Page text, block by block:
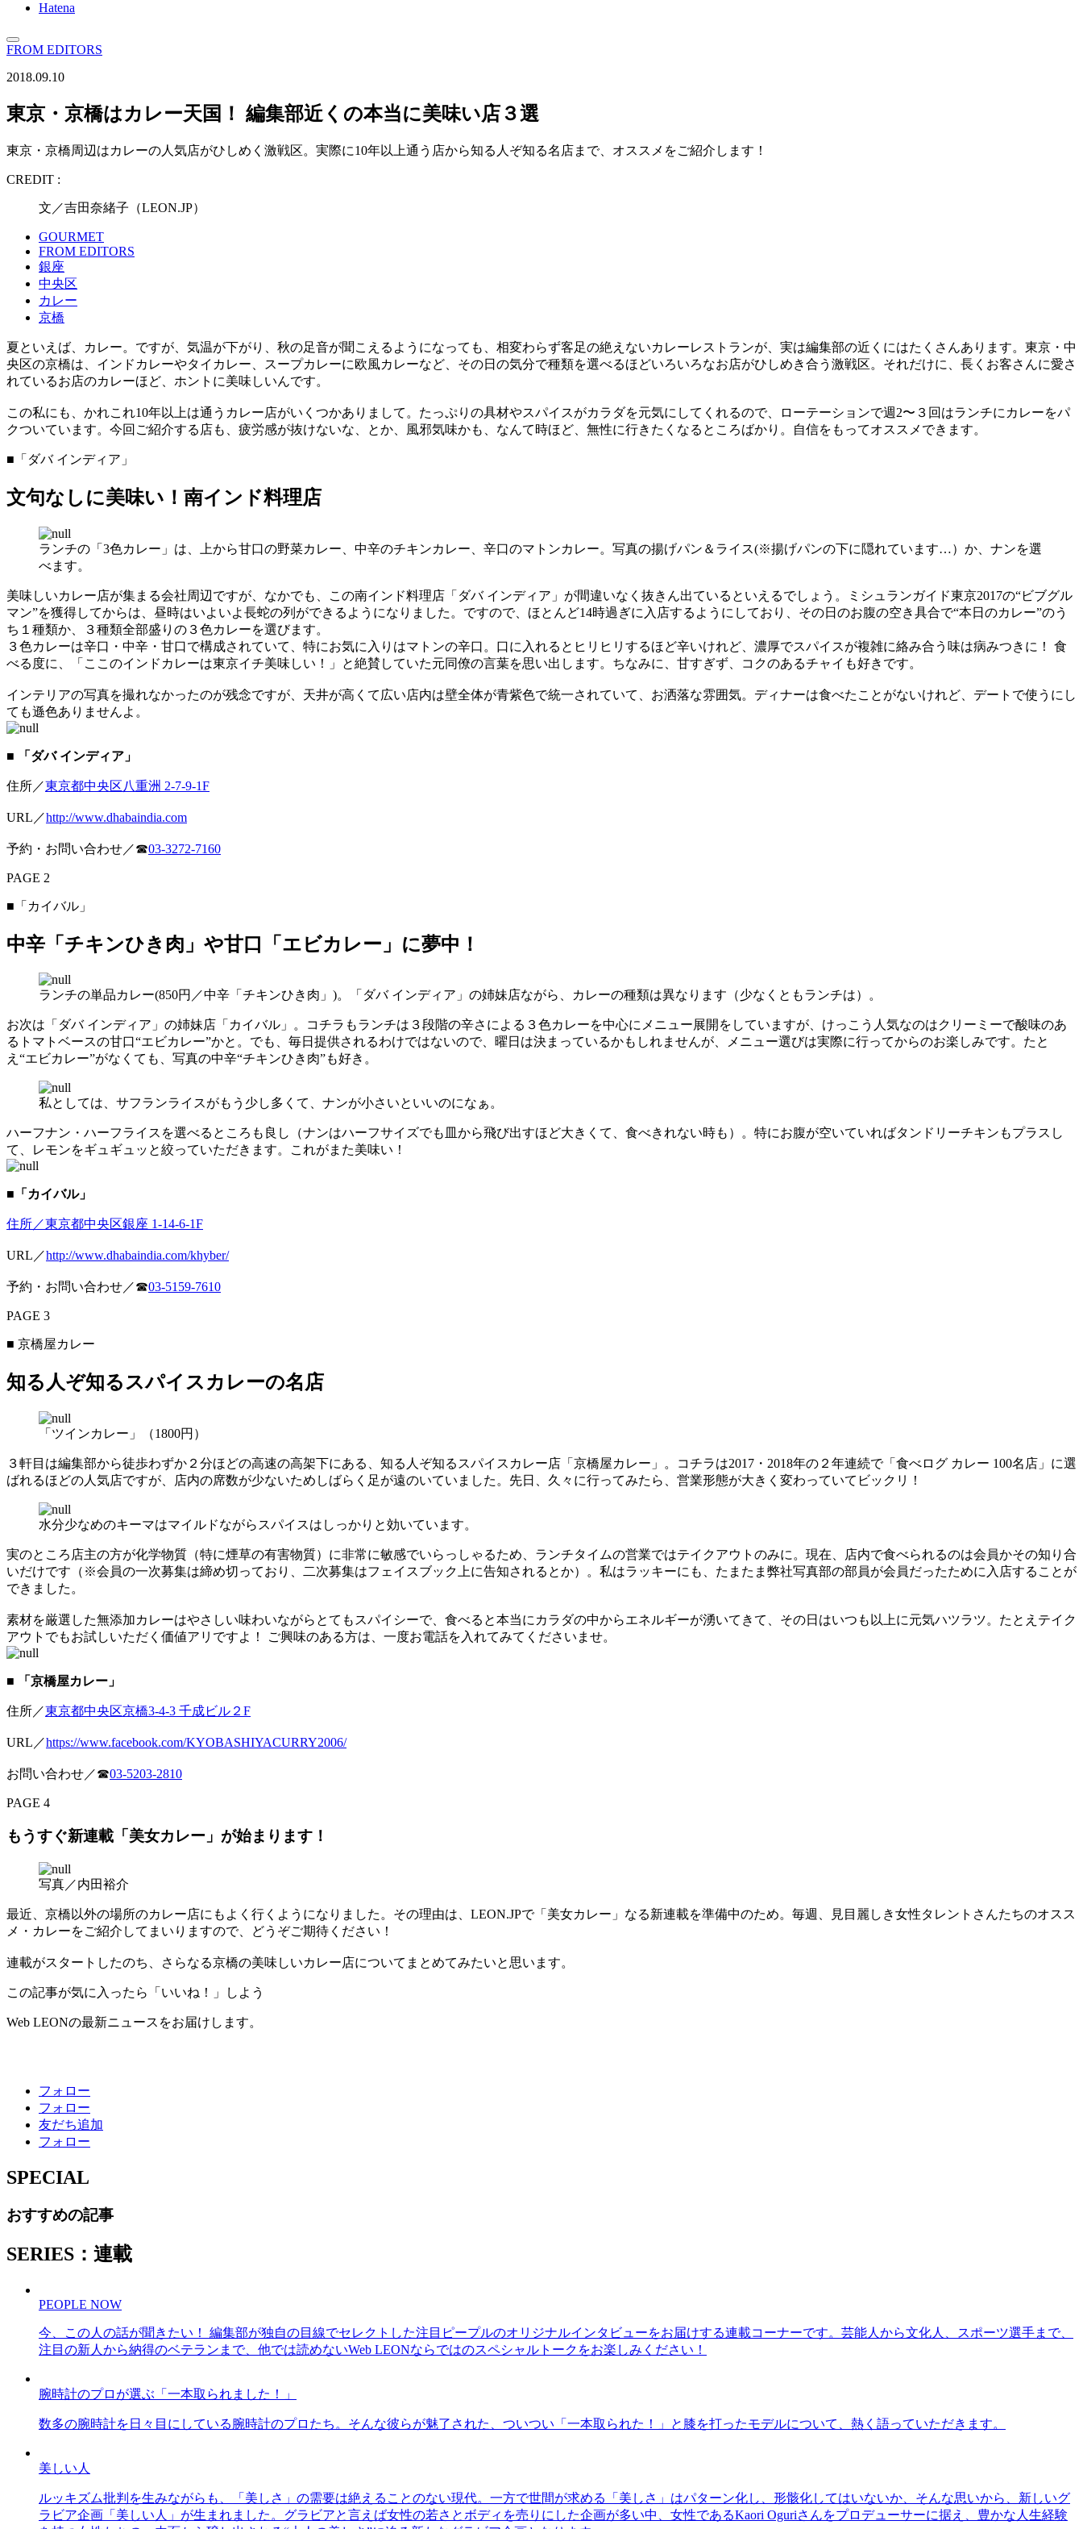
Hatena
FROM EDITORS
2018.09.10
東京・京橋はカレー天国！ 編集部近くの本当に美味い店３選
東京・京橋周辺はカレーの人気店がひしめく激戦区。実際に10年以上通う店から知る人ぞ知る名店まで、オススメをご紹介します！
CREDIT :
文／吉田奈緒子（LEON.JP）
GOURMET
FROM EDITORS
銀座
中央区
カレー
京橋
夏といえば、カレー。ですが、気温が下がり、秋の足音が聞こえるようになっても、相変わらず客足の絶えないカレーレストランが、実は編集部の近くにはたくさんあります。東京・中
央区の京橋は、インドカレーやタイカレー、スープカレーに欧風カレーなど、その日の気分で種類を選べるほどいろいろなお店がひしめき合う激戦区。それだけに、長くお客さんに愛さ
れているお店のカレーほど、ホントに美味しいんです。
この私にも、かれこれ10年以上は通うカレー店がいくつかありまして。たっぷりの具材やスパイスがカラダを元気にしてくれるので、ローテーションで週2〜３回はランチにカレーをパ
クついています。今回ご紹介する店も、疲労感が抜けないな、とか、風邪気味かも、なんて時ほど、無性に行きたくなるところばかり。自信をもってオススメできます。
■「ダバ インディア」
文句なしに美味い！南インド料理店
ランチの「3色カレー」は、上から甘口の野菜カレー、中辛のチキンカレー、辛口のマトンカレー。写真の揚げパン＆ライス(※揚げパンの下に隠れています…）か、ナンを選
べます。
美味しいカレー店が集まる会社周辺ですが、なかでも、この南インド料理店「ダバ インディア」が間違いなく抜きん出ているといえるでしょう。ミシュランガイド東京2017の“ビブグル
マン”を獲得してからは、昼時はいよいよ長蛇の列ができるようになりました。ですので、ほとんど14時過ぎに入店するようにしており、その日のお腹の空き具合で“本日のカレー”のう
ち１種類か、３種類全部盛りの３色カレーを選びます。
３色カレーは辛口・中辛・甘口で構成されていて、特にお気に入りはマトンの辛口。口に入れるとヒリヒリするほど辛いけれど、濃厚でスパイスが複雑に絡み合う味は病みつきに！ 食
べる度に、「ここのインドカレーは東京イチ美味しい！」と絶賛していた元同僚の言葉を思い出します。ちなみに、甘すぎず、コクのあるチャイも好きです。
インテリアの写真を撮れなかったのが残念ですが、天井が高くて広い店内は壁全体が青紫色で統一されていて、お洒落な雰囲気。ディナーは食べたことがないけれど、デートで使うにし
ても遜色ありませんよ。
■ 「ダバ インディア」
住所／東京都中央区八重洲 2-7-9-1F
URL／http://www.dhabaindia.com
予約・お問い合わせ／☎03-3272-7160
PAGE 2
■「カイバル」
中辛「チキンひき肉」や甘口「エビカレー」に夢中！
ランチの単品カレー(850円／中辛「チキンひき肉」)。「ダバ インディア」の姉妹店ながら、カレーの種類は異なります（少なくともランチは）。
お次は「ダバ インディア」の姉妹店「カイバル」。コチラもランチは３段階の辛さによる３色カレーを中心にメニュー展開をしていますが、けっこう人気なのはクリーミーで酸味のあ
るトマトベースの甘口“エビカレー”かと。でも、毎日提供されるわけではないので、曜日は決まっているかもしれませんが、メニュー選びは実際に行ってからのお楽しみです。たと
え“エビカレー”がなくても、写真の中辛“チキンひき肉”も好き。
私としては、サフランライスがもう少し多くて、ナンが小さいといいのになぁ。
ハーフナン・ハーフライスを選べるところも良し（ナンはハーフサイズでも皿から飛び出すほど大きくて、食べきれない時も）。特にお腹が空いていればタンドリーチキンもプラスし
て、レモンをギュギュッと絞っていただきます。これがまた美味い！
■「カイバル」
住所／東京都中央区銀座 1-14-6-1F
URL／http://www.dhabaindia.com/khyber/
予約・お問い合わせ／☎03-5159-7610
PAGE 3
■ 京橋屋カレー
知る人ぞ知るスパイスカレーの名店
「ツインカレー」（1800円）
３軒目は編集部から徒歩わずか２分ほどの高速の高架下にある、知る人ぞ知るスパイスカレー店「京橋屋カレー」。コチラは2017・2018年の２年連続で「食べログ カレー 100名店」に選
ばれるほどの人気店ですが、店内の席数が少ないためしばらく足が遠のいていました。先日、久々に行ってみたら、営業形態が大きく変わっていてビックリ！
水分少なめのキーマはマイルドながらスパイスはしっかりと効いています。
実のところ店主の方が化学物質（特に煙草の有害物質）に非常に敏感でいらっしゃるため、ランチタイムの営業ではテイクアウトのみに。現在、店内で食べられるのは会員かその知り合
いだけです（※会員の一次募集は締め切っており、二次募集はフェイスブック上に告知されるとか）。私はラッキーにも、たまたま弊社写真部の部員が会員だったために入店することが
できました。
素材を厳選した無添加カレーはやさしい味わいながらとてもスパイシーで、食べると本当にカラダの中からエネルギーが湧いてきて、その日はいつも以上に元気ハツラツ。たとえテイク
アウトでもお試しいただく価値アリですよ！ ご興味のある方は、一度お電話を入れてみてくださいませ。
■ 「京橋屋カレー」
住所／東京都中央区京橋3-4-3 千成ビル２F
URL／https://www.facebook.com/KYOBASHIYACURRY2006/
お問い合わせ／☎03-5203-2810
PAGE 4
もうすぐ新連載「美女カレー」が始まります！
写真／内田裕介
最近、京橋以外の場所のカレー店にもよく行くようになりました。その理由は、LEON.JPで「美女カレー」なる新連載を準備中のため。毎週、見目麗しき女性タレントさんたちのオスス
メ・カレーをご紹介してまいりますので、どうぞご期待ください！
連載がスタートしたのち、さらなる京橋の美味しいカレー店についてまとめてみたいと思います。
この記事が気に入ったら「いいね！」しよう
Web LEONの最新ニュースをお届けします。
フォロー
フォロー
友だち追加
フォロー
SPECIAL
おすすめの記事
SERIES：連載
PEOPLE NOW
今、この人の話が聞きたい！ 編集部が独自の目線でセレクトした注目ピープルのオリジナルインタビューをお届けする連載コーナーです。芸能人から文化人、スポーツ選手まで、
注目の新人から納得のベテランまで、他では読めないWeb LEONならではのスペシャルトークをお楽しみください！
腕時計のプロが選ぶ「一本取られました！」
数多の腕時計を日々目にしている腕時計のプロたち。そんな彼らが魅了された、ついつい「一本取られた！」と膝を打ったモデルについて、熱く語っていただきます。
美しい人
ルッキズム批判を生みながらも、「美しさ」の需要は絶えることのない現代。一方で世間が求める「美しさ」はパターン化し、形骸化してはいないか、そんな思いから、新しいグ
ラビア企画「美しい人」が生まれました。グラビアと言えば女性の若さとボディを売りにした企画が多い中、女性であるKaori Oguriさんをプロデューサーに据え、豊かな人生経験